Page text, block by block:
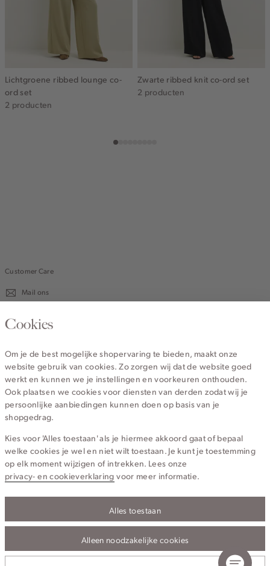
Lichtgroene ribbed lounge co-
ord set
2 producten
Zwarte ribbed knit co-ord set
2 producten
Customer Care
Mail ons
020 - 3412 670
Service
Wij zijn Cotton Club
Topcategorieën voor jou
Privacy- en cookieverklaringAlgemene Voorwaarden
Cookies
Om je de best mogelijke shopervaring te bieden, maakt onze
website gebruik van cookies. Zo zorgen wij dat de website goed
werkt en kunnen we je instellingen en voorkeuren onthouden.
Ook plaatsen we cookies voor diensten van derden zodat wij je
persoonlijke aanbiedingen kunnen doen op basis van je
shopgedrag.
Kies voor 'Alles toestaan' als je hiermee akkoord gaat of bepaal
welke cookies je wel en niet wilt toestaan. Je kunt je toestemming
op elk moment wijzigen of intrekken. Lees onze
privacy- en cookieverklaring voor meer informatie.
Alles toestaan
Alleen noodzakelijke cookies